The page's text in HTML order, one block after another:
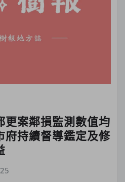
更案鄰損監測數值均
府持續督導鑑定及修